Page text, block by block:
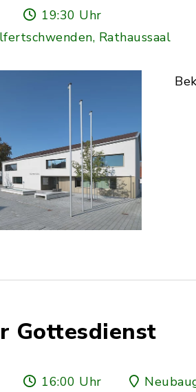
19:30 Uhr
Rathaussaal
Gottesdienst
16:00 Uhr